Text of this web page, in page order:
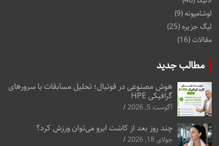
لوشامپونه(9)
لیگ جزیره (25)
مقالات(16)
مطالب جدید
هوش مصنوعی در فوتبال؛ تحلیل مسابقات با سرورهای
گرافیکی HPE
آگوست 5, 2026
چند روز بعد از کاشت ابرو می‌توان ورزش کرد؟
جولای 18, 2026